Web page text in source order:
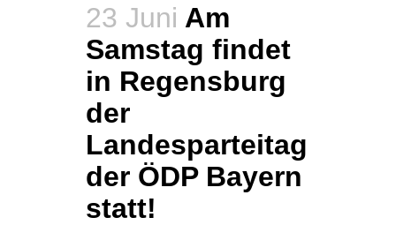
23 Juni Am
Samstag findet
in Regensburg
der
Landesparteitag
der ÖDP Bayern
statt!